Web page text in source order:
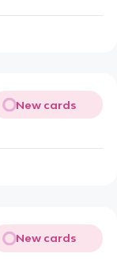
New cards
New cards